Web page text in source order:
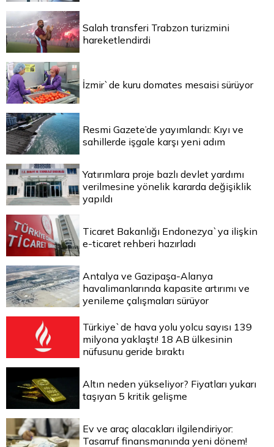
Salah transferi Trabzon turizmini
hareketlendirdi
İzmir`de kuru domates mesaisi sürüyor
Resmi Gazete’de yayımlandı: Kıyı ve
sahillerde işgale karşı yeni adım
Yatırımlara proje bazlı devlet yardımı
verilmesine yönelik kararda değişiklik
yapıldı
Ticaret Bakanlığı Endonezya`ya ilişkin
e-ticaret rehberi hazırladı
Antalya ve Gazipaşa-Alanya
havalimanlarında kapasite artırımı ve
yenileme çalışmaları sürüyor
Türkiye`de hava yolu yolcu sayısı 139
milyona yaklaştı! 18 AB ülkesinin
nüfusunu geride bıraktı
Altın neden yükseliyor? Fiyatları yukarı
taşıyan 5 kritik gelişme
Ev ve araç alacakları ilgilendiriyor:
Tasarruf finansmanında yeni dönem!